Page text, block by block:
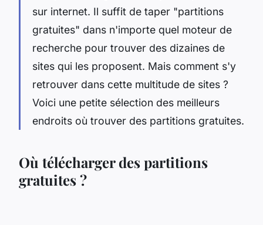
sur internet. Il suffit de taper "partitions
gratuites" dans n'importe quel moteur de
recherche pour trouver des dizaines de
sites qui les proposent. Mais comment s'y
retrouver dans cette multitude de sites ?
Voici une petite sélection des meilleurs
endroits où trouver des partitions gratuites.
Où télécharger des partitions
gratuites ?